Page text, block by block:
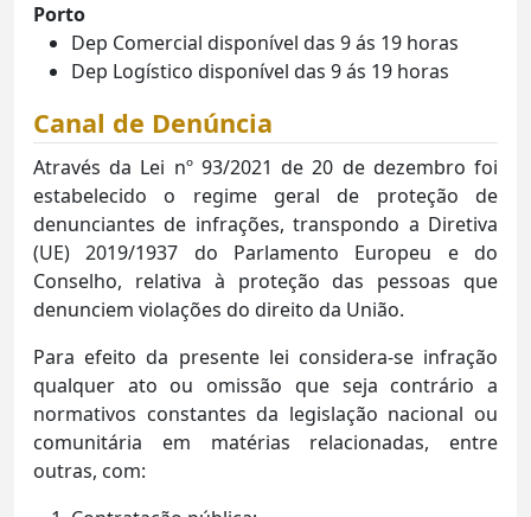
Porto
Dep Comercial disponível das 9 ás 19 horas
Dep Logístico disponível das 9 ás 19 horas
Canal de Denúncia
Através da Lei nº 93/2021 de 20 de dezembro foi
estabelecido o regime geral de proteção de
denunciantes de infrações, transpondo a Diretiva
(UE) 2019/1937 do Parlamento Europeu e do
Conselho, relativa à proteção das pessoas que
denunciem violações do direito da União.
Para efeito da presente lei considera-se infração
qualquer ato ou omissão que seja contrário a
normativos constantes da legislação nacional ou
comunitária em matérias relacionadas, entre
outras, com: